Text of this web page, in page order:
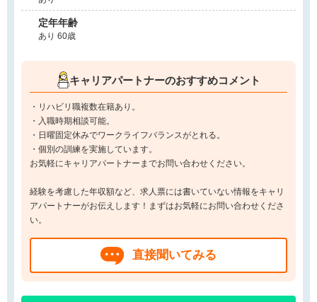
定年年齢
あり 60歳
キャリアパートナーのおすすめコメント
・リハビリ職複数在籍あり。
・入職時期相談可能。
・日曜固定休みでワークライフバランスがとれる。
・個別の訓練を実施しています。
お気軽にキャリアパートナーまでお問い合わせください。
経験を考慮した年収額など、求人票には書いていない情報をキャリ
アパートナーがお伝えします！まずはお気軽にお問い合わせくださ
い。
直接聞いてみる